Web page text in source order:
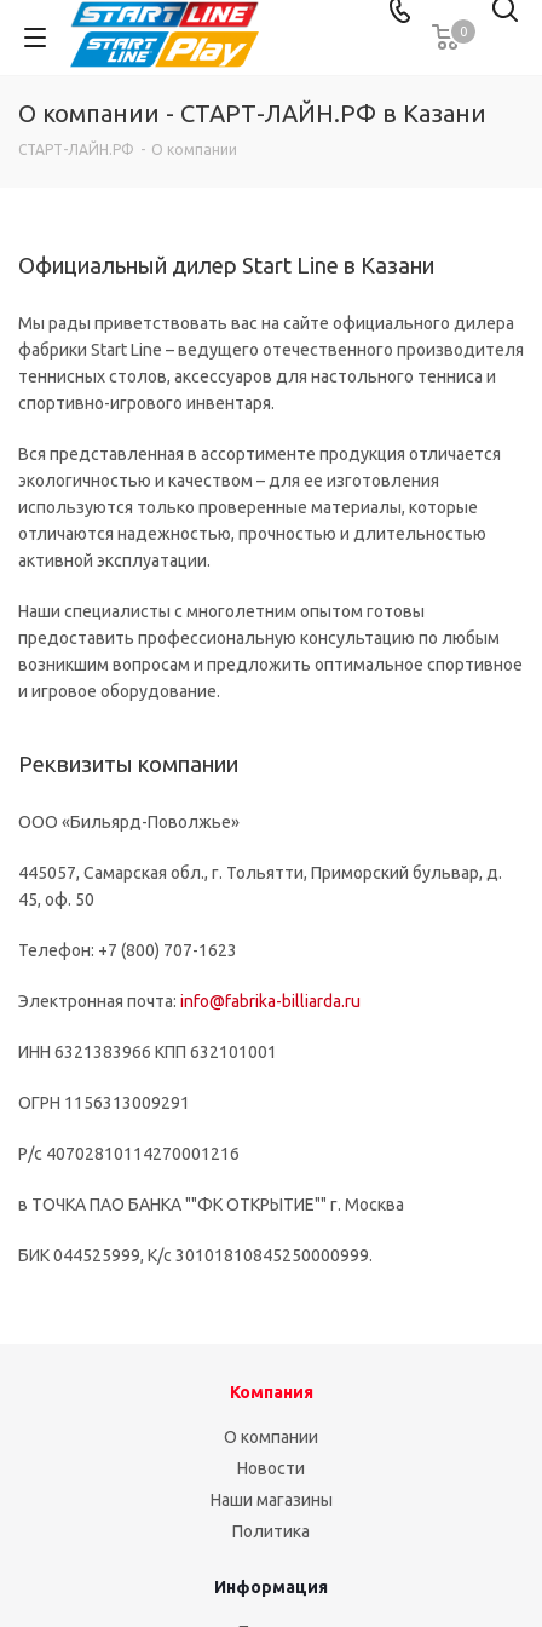
0
О компании - СТАРТ-ЛАЙН.РФ в Казани
СТАРТ-ЛАЙН.РФ - О компании
Официальный дилер Start Line в Казани
Мы рады приветствовать вас на сайте официального дилера
фабрики Start Line – ведущего отечественного производителя
теннисных столов, аксессуаров для настольного тенниса и
спортивно-игрового инвентаря.
Вся представленная в ассортименте продукция отличается
экологичностью и качеством – для ее изготовления
используются только проверенные материалы, которые
отличаются надежностью, прочностью и длительностью
активной эксплуатации.
Наши специалисты с многолетним опытом готовы
предоставить профессиональную консультацию по любым
возникшим вопросам и предложить оптимальное спортивное
и игровое оборудование.
Реквизиты компании
ООО «Бильярд-Поволжье»
445057, Самарская обл., г. Тольятти, Приморский бульвар, д.
45, оф. 50
Телефон: +7 (800) 707-1623
Электронная почта: info@fabrika-billiarda.ru
ИНН 6321383966 КПП 632101001
ОГРН 1156313009291
Р/с 40702810114270001216
в ТОЧКА ПАО БАНКА ""ФК ОТКРЫТИЕ"" г. Москва
БИК 044525999, К/с 30101810845250000999.
Компания
О компании
Новости
Наши магазины
Политика
Информация